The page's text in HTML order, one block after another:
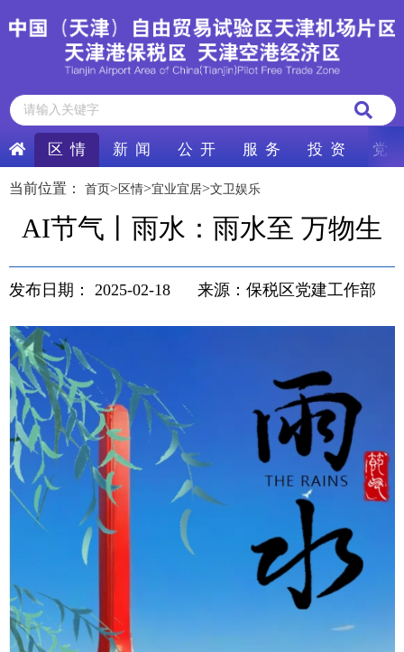
区 情 新 闻 公 开 服 务 投 资 党
当前位置： 首页> 区情>宜业宜居>文卫娱乐
AI节气丨雨水：雨水至 万物生
发布日期： 2025-02-18 来源：保税区党建工作部